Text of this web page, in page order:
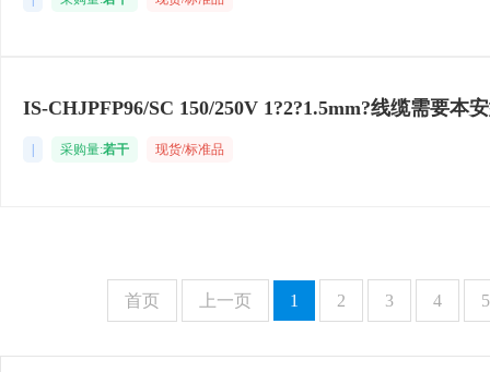
IS-CHJPFP96/SC 150/250V 1?2?1.5mm?线缆需要本
采购量:若干 现货/标准品
首页 上一页 1 2 3 4 5